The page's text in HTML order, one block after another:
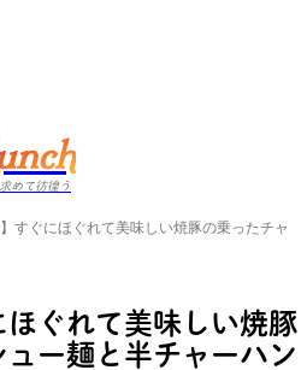
めて彷徨う
】すぐにほぐれて美味しい焼豚の乗ったチャ
ほぐれて美味しい焼豚
ー麺と半チャーハン